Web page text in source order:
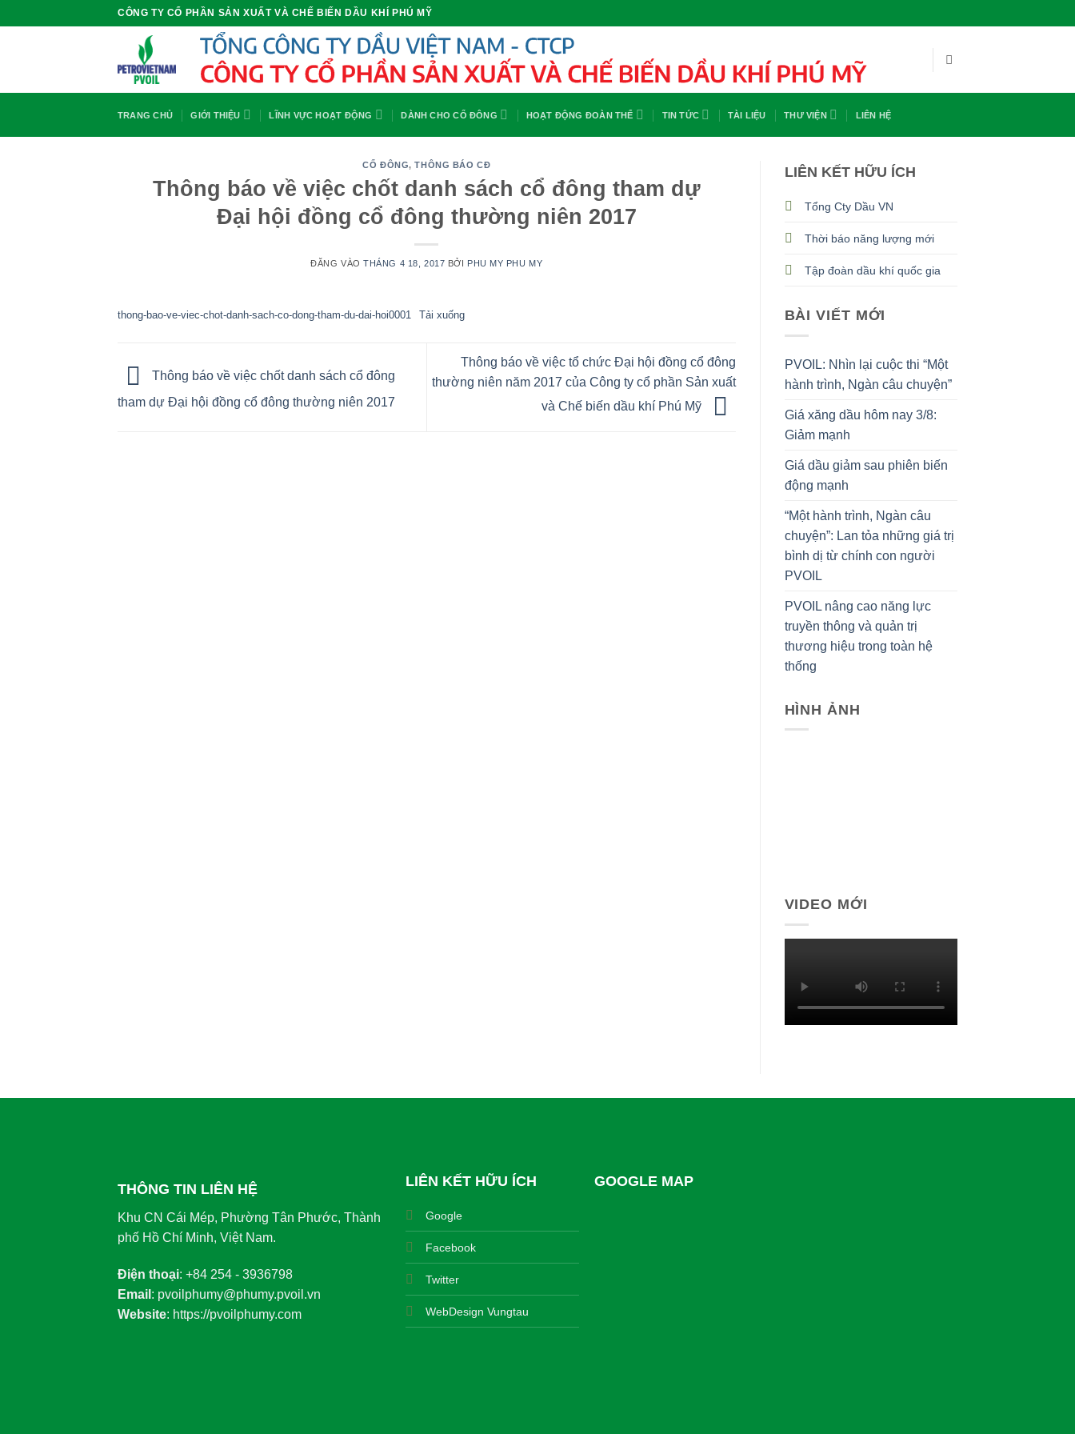
qua
CÔNG TY CỔ PHẦN SẢN XUẤT VÀ CHẾ BIẾN DẦU KHÍ PHÚ MỸ
TRANG CHỦ GIỚI THIỆU LĨNH VỰC HOẠT ĐỘNG DÀNH CHO CỔ ĐÔNG HOẠT ĐỘNG ĐOÀN THỂ TIN TỨC TÀI LIỆU THƯ VIỆN LIÊN HỆ
CỔ ĐÔNG,THÔNG BÁO CĐ
Thông báo về việc chốt danh sách cổ đông tham dự
Đại hội đồng cổ đông thường niên 2017
ĐĂNG VÀOTHÁNG 4 18, 2017 BỞI PHU MY PHU MY
thong-bao-ve-viec-chot-danh-sach-co-dong-tham-du-dai-hoi0001 Tải xuống
Thông báo về việc chốt danh sách cổ đông
tham dự Đại hội đồng cổ đông thường niên 2017
Thông báo về việc tổ chức Đại hội đồng cổ đông
thường niên năm 2017 của Công ty cổ phần Sản xuất
và Chế biến dầu khí Phú Mỹ
LIÊN KẾT HỮU ÍCH
Tổng Cty Dầu VN
Thời báo năng lượng mới
Tập đoàn dầu khí quốc gia
BÀI VIẾT MỚI
PVOIL: Nhìn lại cuộc thi “Một
hành trình, Ngàn câu chuyện”
Giá xăng dầu hôm nay 3/8:
Giảm mạnh
Giá dầu giảm sau phiên biến
động mạnh
“Một hành trình, Ngàn câu
chuyện”: Lan tỏa những giá trị
bình dị từ chính con người
PVOIL
PVOIL nâng cao năng lực
truyền thông và quản trị
thương hiệu trong toàn hệ
thống
HÌNH ẢNH
VIDEO MỚI
THÔNG TIN LIÊN HỆ
Khu CN Cái Mép, Phường Tân Phước, Thành
phố Hồ Chí Minh, Việt Nam.
Điện thoại: +84 254 - 3936798
Email : pvoilphumy@phumy.pvoil.vn
Website: https://pvoilphumy.com
LIÊN KẾT HỮU ÍCH
Google
Facebook
Twitter
WebDesign Vungtau
GOOGLE MAP